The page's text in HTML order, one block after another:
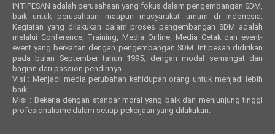
INTIPESAN adalah perusahaan yang fokus dalam pengembangan SDM,
baik untuk perusahaan maupun masyarakat umum di Indonesia.
Kegiatan yang dilakukan dalam proses pengembangan SDM adalah
melalui Conference, Training, Media Online, Media Cetak dan event-
event yang berkaitan dengan pengembangan SDM. Intipesan didirikan
pada bulan September tahun 1995, dengan modal semangat dan
bagian dari passion pendirinya.
Visi : Menjadi media perubahan kehidupan orang untuk menjadi lebih
baik.
Misi : Bekerja dengan standar moral yang baik dan menjunjung tinggi
profesionalisme dalam setiap pekerjaan yang dilakukan.